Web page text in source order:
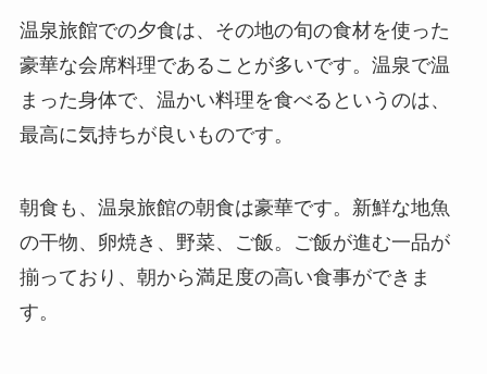
温泉旅館での夕食は、その地の旬の食材を使った
豪華な会席料理であることが多いです。温泉で温
まった身体で、温かい料理を食べるというのは、
最高に気持ちが良いものです。
朝食も、温泉旅館の朝食は豪華です。新鮮な地魚
の干物、卵焼き、野菜、ご飯。ご飯が進む一品が
揃っており、朝から満足度の高い食事ができま
す。